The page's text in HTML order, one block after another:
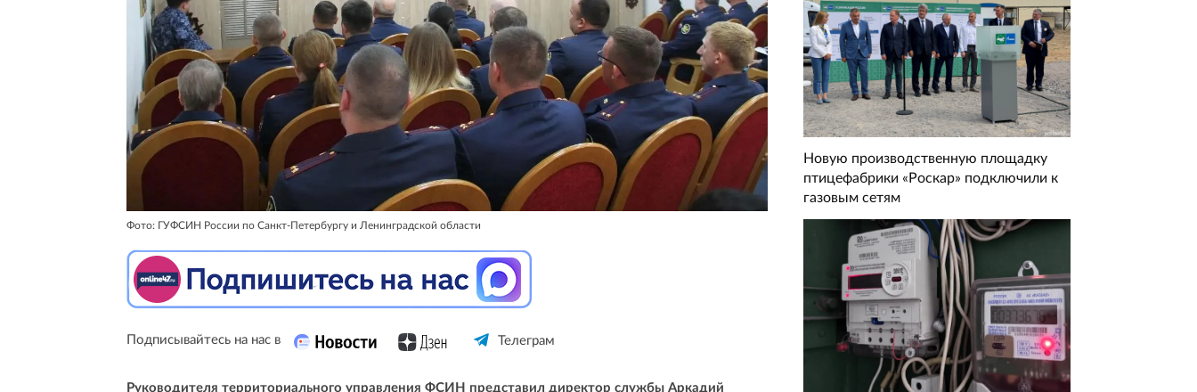
Фото: ГУФСИН России по Санкт-Петербургу и Ленинградской области
Подписывайтесь на нас в Телеграм
Руководителя территориального управления ФСИН представил директор службы Аркадий
Новую производственную площадку
птицефабрики «Роскар» подключили к
газовым сетям